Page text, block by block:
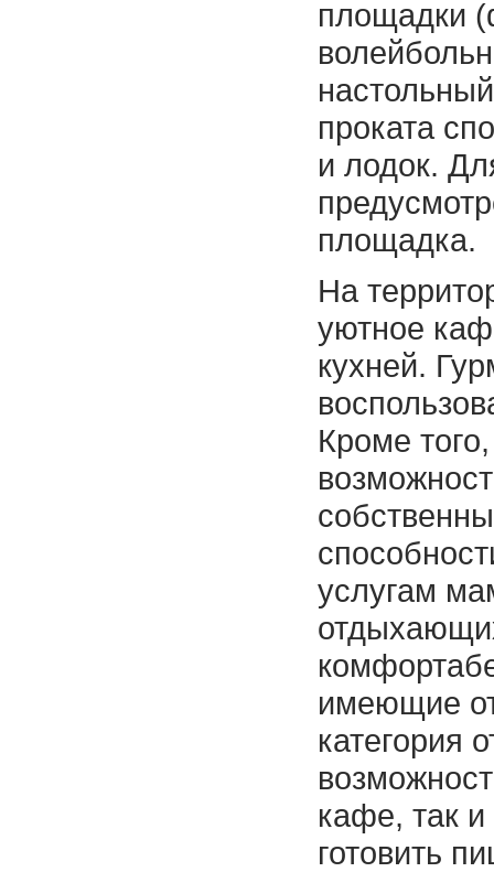
площадки
проката
и лодок.
площадка.
На
уютное
кухней.
Кроме
услугам
имеющие
категория
кафе, так
готовить